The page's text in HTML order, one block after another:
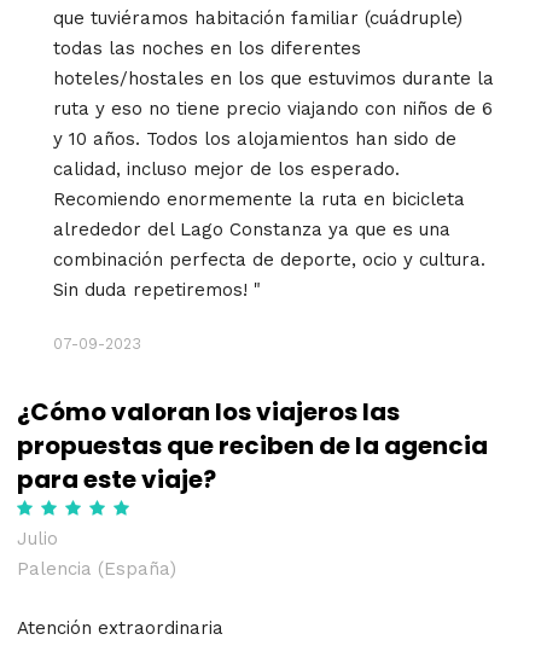
que tuviéramos habitación familiar (cuádruple)
todas las noches en los diferentes
hoteles/hostales en los que estuvimos durante la
ruta y eso no tiene precio viajando con niños de 6
y 10 años. Todos los alojamientos han sido de
calidad, incluso mejor de los esperado.
Recomiendo enormemente la ruta en bicicleta
alrededor del Lago Constanza ya que es una
combinación perfecta de deporte, ocio y cultura.
Sin duda repetiremos! "
07-09-2023
¿Cómo valoran los viajeros las
propuestas que reciben de la agencia
para este viaje?
Julio
Palencia (España)
Atención extraordinaria